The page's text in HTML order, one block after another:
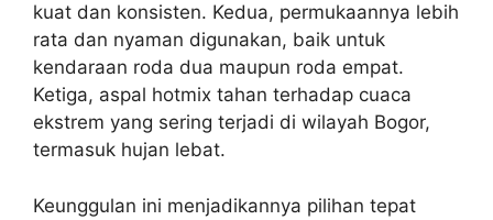
kuat dan konsisten. Kedua, permukaannya lebih
rata dan nyaman digunakan, baik untuk
kendaraan roda dua maupun roda empat.
Ketiga, aspal hotmix tahan terhadap cuaca
ekstrem yang sering terjadi di wilayah Bogor,
termasuk hujan lebat.
Keunggulan ini menjadikannya pilihan tepat